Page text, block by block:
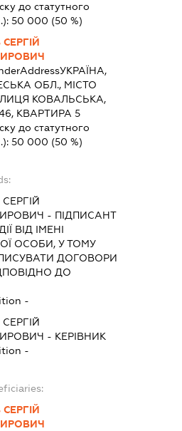
до статутного
50 000 (50 %)
УКРАЇНА,
ОБЛ., МІСТО
КОВАЛЬСЬКА,
КВАРТИРА 5
до статутного
50 000 (50 %)
- ПІДПИСАНТ
ВІД ІМЕНІ
ОСОБИ, У ТОМУ
ДОГОВОРИ
ДО
-
- КЕРІВНИК
-